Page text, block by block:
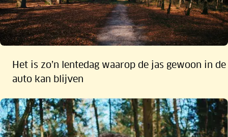
Het is zo’n lentedag waarop de jas gewoon in de
auto kan blijven